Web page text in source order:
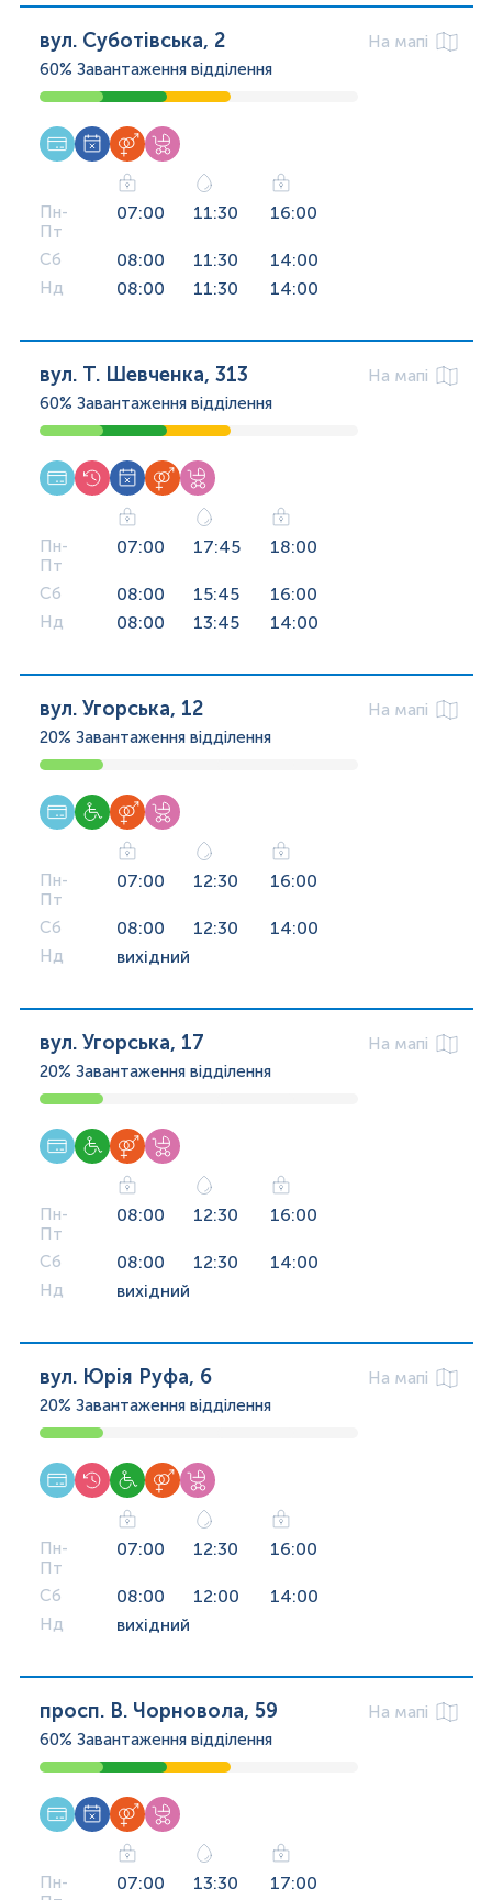
вул. Суботівська, 2
На мапі
60% Завантаження відділення
Пн-
Пт
07:00 11:30 16:00
Сб 08:00 11:30 14:00
Нд 08:00 11:30 14:00
вул. Т. Шевченка, 313
На мапі
60% Завантаження відділення
Пн-
Пт
07:00 17:45 18:00
Сб 08:00 15:45 16:00
Нд 08:00 13:45 14:00
вул. Угорська, 12
На мапі
20% Завантаження відділення
Пн-
Пт
07:00 12:30 16:00
Сб 08:00 12:30 14:00
Нд вихідний
вул. Угорська, 17
На мапі
20% Завантаження відділення
Пн-
Пт
08:00 12:30 16:00
Сб 08:00 12:30 14:00
Нд вихідний
вул. Юрія Руфа, 6
На мапі
20% Завантаження відділення
Пн-
Пт
07:00 12:30 16:00
Сб 08:00 12:00 14:00
Нд вихідний
просп. В. Чорновола, 59
На мапі
60% Завантаження відділення
Пн-
07:00 13:30 17:00